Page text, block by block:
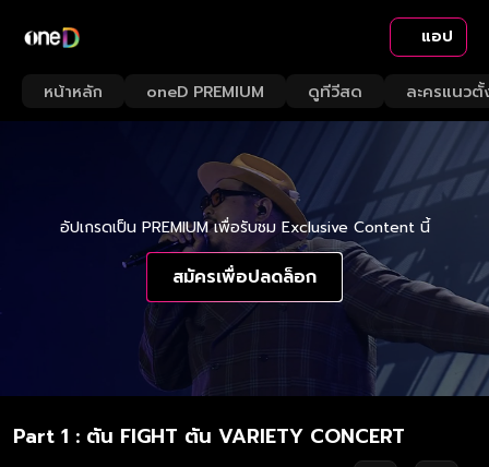
แอป
หน้าหลัก oneD PREMIUM ดูทีวีสด ละครแนวตั้
อัปเกรดเป็น PREMIUM เพื่อรับชม Exclusive Content นี้
สมัครเพื่อปลดล็อก
Part 1 : ตัน FIGHT ตัน VARIETY CONCERT